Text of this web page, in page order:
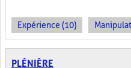
Expérience (10)
PLÉNIÈRE